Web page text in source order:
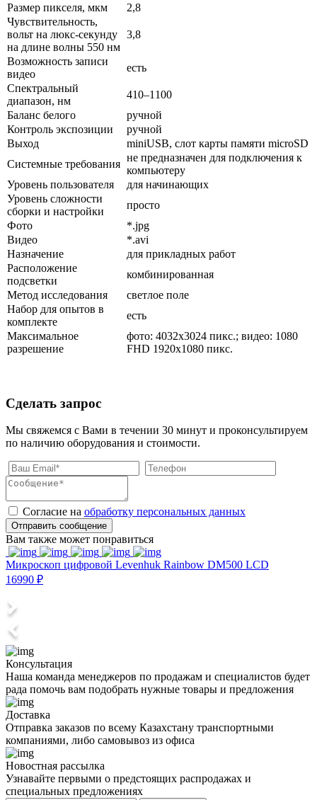
Размер пикселя, мкм
2,8
Чувствительность,
вольт на люкс-секунду
на длине волны 550 нм
3,8
Возможность записи
видео
есть
Спектральный
диапазон, нм
410–1100
Баланс белого
ручной
Контроль экспозиции
ручной
Выход
miniUSB, слот карты памяти microSD
Системные требования
не предназначен для подключения к
компьютеру
Уровень пользователя
для начинающих
Уровень сложности
сборки и настройки
просто
Фото
*.jpg
Видео
*.avi
Назначение
для прикладных работ
Расположение
подсветки
комбинированная
Метод исследования
светлое поле
Набор для опытов в
комплекте
есть
Максимальное
разрешение
фото: 4032x3024 пикс.; видео: 1080
FHD 1920x1080 пикс.
Сделать запрос
Мы свяжемся с Вами в течении 30 минут и проконсультируем
по наличию оборудования и стоимости.
Согласие на обработку персональных данных
Отправить сообщение
Вам также может понравиться
Микроскоп цифровой Levenhuk Rainbow DM500 LCD
16990 ₽
Консультация
Наша команда менеджеров по продажам и специалистов будет
рада помочь вам подобрать нужные товары и предложения
Доставка
Отправка заказов по всему Казахстану транспортными
компаниями, либо самовывоз из офиса
Новостная рассылка
Узнавайте первыми о предстоящих распродажах и
специальных предложениях